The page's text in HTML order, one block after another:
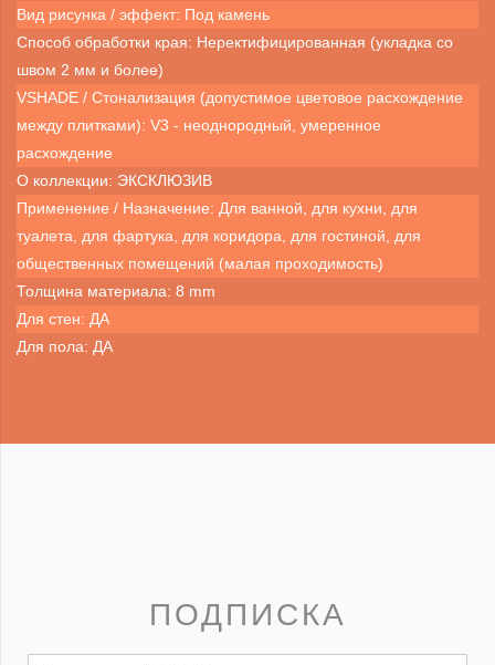
Вид рисунка / эффект: Под камень
Способ обработки края: Неректифицированная (укладка со
швом 2 мм и более)
VSHADE / Стонализация (допустимое цветовое расхождение
между плитками): V3 - неоднородный, умеренное
расхождение
О коллекции: ЭКСКЛЮЗИВ
Применение / Назначение: Для ванной, для кухни, для
туалета, для фартука, для коридора, для гостиной, для
общественных помещений (малая проходимость)
Толщина материала: 8 mm
Для стен: ДА
Для пола: ДА
ПОДПИСКА